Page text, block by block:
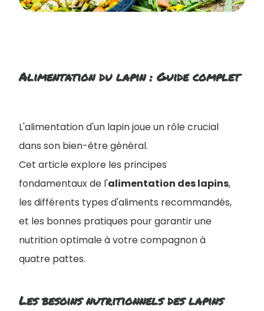
Alimentation du lapin : Guide complet
L'alimentation d'un lapin joue un rôle crucial
dans son bien-être général.
Cet article explore les principes
fondamentaux de l'alimentation des lapins,
les différents types d'aliments recommandés,
et les bonnes pratiques pour garantir une
nutrition optimale à votre compagnon à
quatre pattes.
Les besoins nutritionnels des lapins